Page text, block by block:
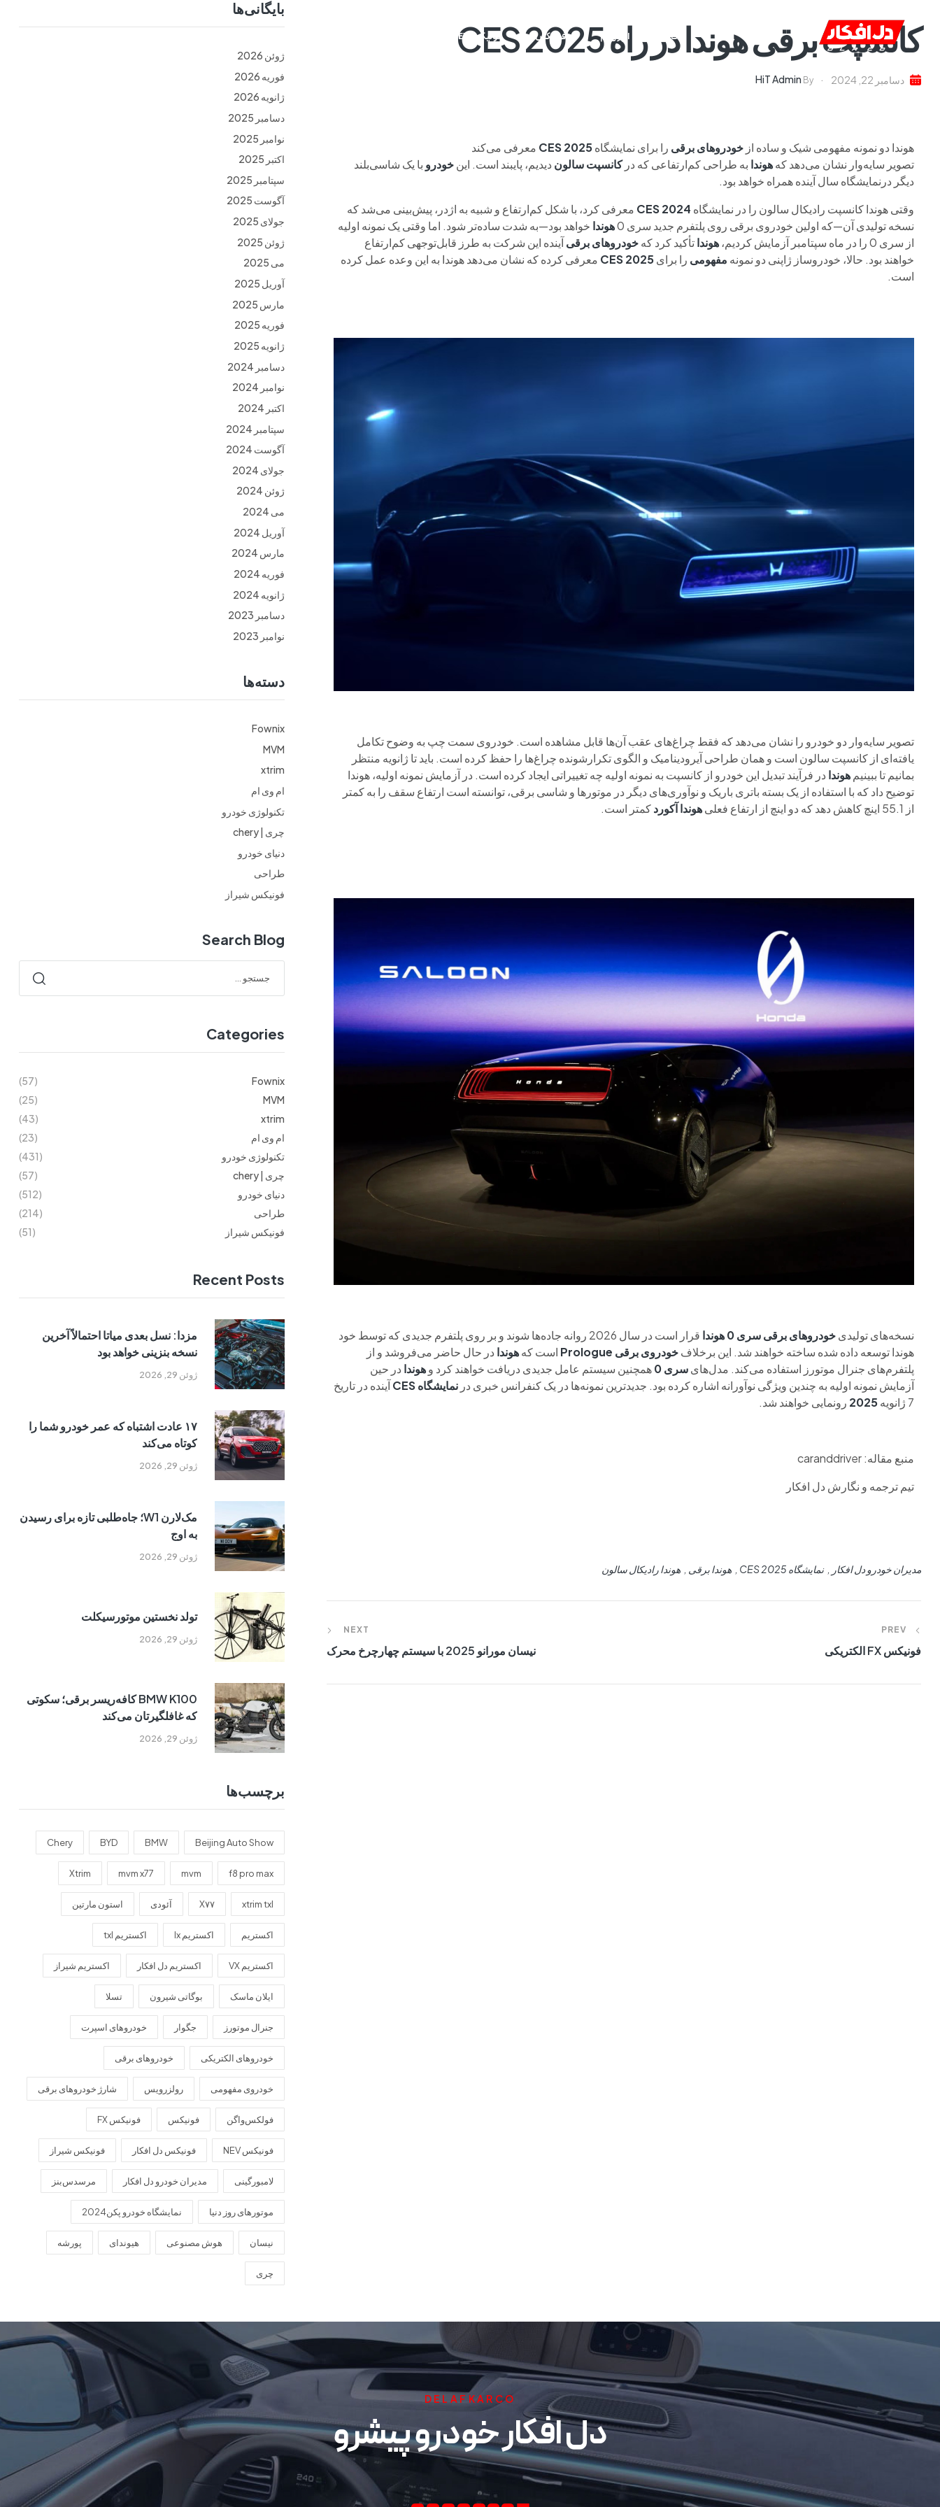
خانه ام وی ام فونیکس فونیکس NEV کانسپت برقی هوندا در راه CES 2025
دسامبر 22, 2024 By
HiT Admin
هوندا دو نمونه مفهومی شیک و ساده از خودروهای برقی را برای نمایشگاه CES2025
معرفی می‌کند
تصویر سایه‌وار نشان می‌دهد کههوندا به طراحی کم‌ارتفاعی که در کانسپت سالون دیدیم، پایبند است. اینخودرو با یک شاسی‌بلند
دیگر درنمایشگاه سال آینده همراه خواهد بود.
وقتی هوندا کانسپت رادیکال سالون را در نمایشگاه CES 2024 معرفی کرد، با شکل کم‌ارتفاع و شبیه به اژدر، پیش‌بینی می‌شد که
نسخه تولیدی آن—که اولین خودروی برقی روی پلتفرم جدید سری 0
هوندا خواهد بود—به شدت ساده‌تر شود. اما وقتی یک نمونه اولیه
از سری 0 را در ماه سپتامبر آزمایش کردیم،
هونداتأکید کرد کهخودروهای برقیآینده این شرکت به طرز قابل‌توجهی کم‌ارتفاع
خواهند بود. حالا، خودروساز ژاپنی دو نمونه مفهومی را برایCES 2025 معرفی کرده که نشان می‌دهد هوندا به این وعده عمل کرده
است.
تصویر سایه‌وار دو خودرو را نشان می‌دهد که فقط چراغ‌های عقب آن‌ها قابل مشاهده است. خودروی سمت چپ به وضوح تکامل
یافته‌ای از کانسپت سالون است و همان طراحی آیرودینامیک و الگوی تکرارشونده چراغ‌ها را حفظ کرده است. باید تا ژانویه منتظر
بمانیم تا ببینیم هوندا در فرآیند تبدیل این خودرو از کانسپت به نمونه اولیه چه تغییراتی ایجاد کرده است. در آزمایش نمونه اولیه، هوندا
توضیح داد که با استفاده از یک بسته باتری باریک و نوآوری‌های دیگر در موتورها و شاسی برقی، توانسته است ارتفاع سقف را به کمتر
از 55.1 اینچ کاهش دهد که دو اینچ از ارتفاع فعلی
هوندا آکوردکمتر است.
نسخه‌های تولیدیخودروهای برقی سری 0 هوندا
قرار است در سال 2026 روانه جاده‌ها شوند و بر روی پلتفرم جدیدی که توسط خود
هوندا توسعه داده شده ساخته خواهند شد. این برخلافخودروی برقی Prologue است کههوندا در حال حاضر می‌فروشد و از
پلتفرم‌های جنرال موتورز استفاده می‌کند. مدل‌هایسری0همچنین سیستم عامل جدیدی دریافت خواهند کرد وهوندا در حین
آزمایش نمونه اولیه به چندین ویژگی نوآورانه اشاره کرده بود. جدیدترین نمونه‌ها در یک کنفرانس خبری در نمایشگاه CES
آینده در تاریخ
7 ژانویه
2025 رونمایی خواهند شد.
منبع مقاله: caranddriver
تیم ترجمه و نگارش دل افکار
مدیران خودرو دل افکار نمایشگاه CES 2025 هوندا برقی هوندا رادیکال سالون
PREV
فونیکس FX الکتریکی
NEXT
نیسان مورانو 2025 با سیستم چهارچرخ محرک
بایگانی‌ها
ژوئن 2026
فوریه 2026
ژانویه 2026
دسامبر 2025
نوامبر 2025
اکتبر 2025
سپتامبر 2025
آگوست 2025
جولای 2025
ژوئن 2025
می 2025
آوریل 2025
مارس 2025
فوریه 2025
ژانویه 2025
دسامبر 2024
نوامبر 2024
اکتبر 2024
سپتامبر 2024
آگوست 2024
جولای 2024
ژوئن 2024
می 2024
آوریل 2024
مارس 2024
فوریه 2024
ژانویه 2024
دسامبر 2023
نوامبر 2023
دسته‌ها
Fownix
MVM
xtrim
ام وی ام
تکنولوژی خودرو
چری | chery
دنیای خودرو
طراحی
فونیکس شیراز
Search Blog
Categories
Fownix
(57)
MVM
(25)
xtrim
(43)
ام وی ام
(23)
تکنولوژی خودرو
(431)
چری | chery
(57)
دنیای خودرو
(512)
طراحی
(214)
فونیکس شیراز
(51)
Recent Posts
ژوئن 29, 2026
مزدا: نسل بعدی میاتا احتمالاً آخرین
نسخه بنزینی خواهد بود
ژوئن 29, 2026
۱۷ عادت اشتباه که عمر خودرو شما را
کوتاه می‌کند
ژوئن 29, 2026
مک‌لارن W1؛ جاه‌طلبی تازه برای رسیدن
به اوج
ژوئن 29, 2026
تولد نخستین موتورسیکلت
ژوئن 29, 2026
BMW K100 کافه‌ریسر برقی؛ سکوتی
که غافلگیرتان می‌کند
برچسب‌ها
Beijing Auto Show
BMW
BYD
Chery
f8 pro max
mvm
mvm x77
Xtrim
xtrim txl X۷۷ آئودی استون مارتین
اکستریم اکستریم lx اکستریم txl
اکستریم VX اکستریم دل افکار اکستریم شیراز
ایلان ماسک بوگاتی شیرون تسلا
جنرال موتورز جگوار خودروهای اسپرت
خودروهای الکتریکی خودروهای برقی
خودروی مفهومی رولزرویس شارژ خودروهای برقی
فولکس‌واگن فونیکس فونیکس FX
فونیکس NEV فونیکس دل افکار فونیکس شیراز
لامبورگینی مدیران خودرو دل افکار مرسدس‌بنز
موتورهای روز دنیا نمایشگاه خودرو پکن2024
نیسان هوش مصنوعی هیوندای پورشه
چری
DELAFKARCO
دل افکار خودرو پیشرو